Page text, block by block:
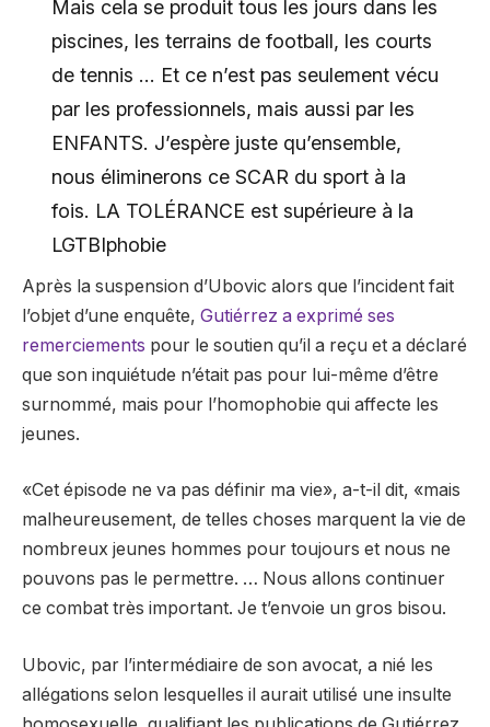
Mais cela se produit tous les jours dans les
piscines, les terrains de football, les courts
de tennis … Et ce n’est pas seulement vécu
par les professionnels, mais aussi par les
ENFANTS. J’espère juste qu’ensemble,
nous éliminerons ce SCAR du sport à la
fois. LA TOLÉRANCE est supérieure à la
LGTBIphobie
Après la suspension d’Ubovic alors que l’incident fait
l’objet d’une enquête, Gutiérrez a exprimé ses
remerciements pour le soutien qu’il a reçu et a déclaré
que son inquiétude n’était pas pour lui-même d’être
surnommé, mais pour l’homophobie qui affecte les
jeunes.
«Cet épisode ne va pas définir ma vie», a-t-il dit, «mais
malheureusement, de telles choses marquent la vie de
nombreux jeunes hommes pour toujours et nous ne
pouvons pas le permettre. … Nous allons continuer
ce combat très important. Je t’envoie un gros bisou.
Ubovic, par l’intermédiaire de son avocat, a nié les
allégations selon lesquelles il aurait utilisé une insulte